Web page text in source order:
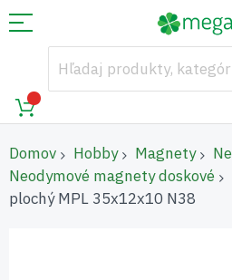
Domov Hobby Magnety
Neodymové magnety doskové
plochý MPL 35x12x10 N38